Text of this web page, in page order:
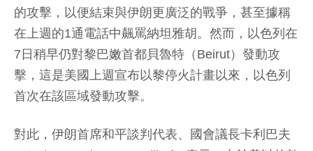
的攻擊，以便結束與伊朗更廣泛的戰爭，甚至據稱
在上週的1通電話中飆罵納坦雅胡。然而，以色列在
7日稍早仍對黎巴嫩首都貝魯特（Beirut）發動攻
擊，這是美國上週宣布以黎停火計畫以來，以色列
首次在該區域發動攻擊。
對此，伊朗首席和平談判代表、國會議長卡利巴夫